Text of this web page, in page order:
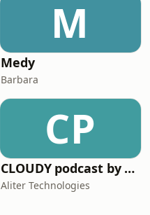
M
Medy
Barbara
CP
CLOUDY podcast by Aliter Technologies
Aliter Technologies